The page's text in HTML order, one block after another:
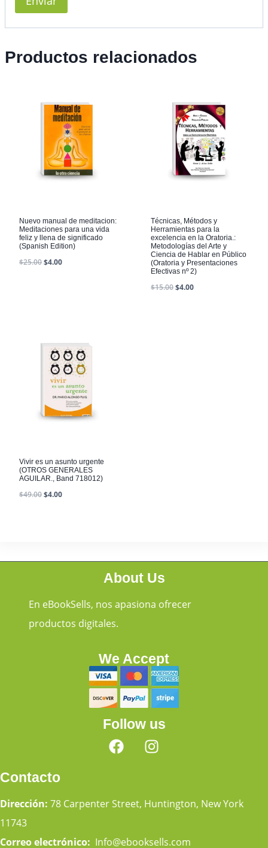
Productos relacionados
Nuevo manual de meditacion:
Meditaciones para una vida
feliz y llena de significado
(Spanish Edition)
$25.00$4.00
Técnicas, Métodos y
Herramientas para la
excelencia en la Oratoria.:
Metodologías del Arte y
Ciencia de Hablar en Público
(Oratoria y Presentaciones
Efectivas nº 2)
$15.00$4.00
Vivir es un asunto urgente
(OTROS GENERALES
AGUILAR., Band 718012)
$49.00$4.00
About Us
En eBookSells, nos apasiona ofrecer
productos digitales.
We Accept
Follow us
Contacto
Dirección: 78 Carpenter Street, Huntington, New York
11743
Correo electrónico: Info@ebooksells.com